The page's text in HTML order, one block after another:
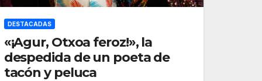
DESTACADAS
«¡Agur, Otxoa feroz!», la
despedida de un poeta de
tacón y peluca